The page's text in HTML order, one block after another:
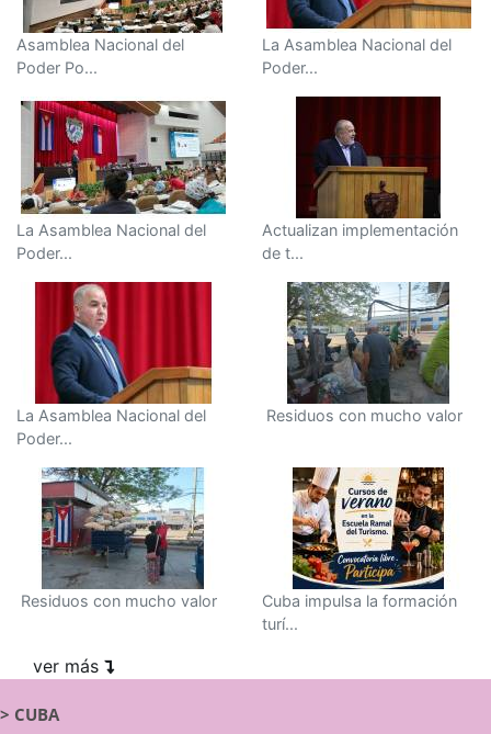
Asamblea Nacional del
Poder Po...
La Asamblea Nacional del
Poder...
La Asamblea Nacional del
Poder...
Actualizan implementación
de t...
La Asamblea Nacional del
Poder...
Residuos con mucho valor
Residuos con mucho valor
Cuba impulsa la formación
turí...
ver más
> CUBA